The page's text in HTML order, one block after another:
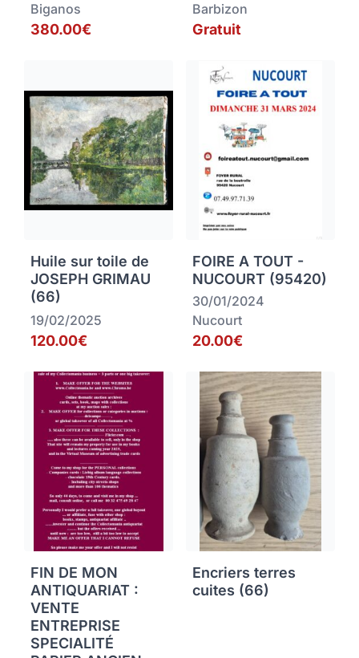
Biganos
380.00€
Barbizon
Gratuit
Huile sur toile de
JOSEPH GRIMAU
(66)
19/02/2025
120.00€
FOIRE A TOUT -
NUCOURT (95420)
30/01/2024
Nucourt
20.00€
FIN DE MON
ANTIQUARIAT :
VENTE
ENTREPRISE
SPECIALITÉ
Encriers terres
cuites (66)